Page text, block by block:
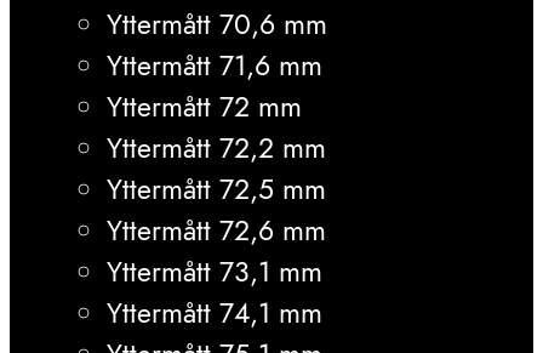
Yttermått 70,6 mm
Yttermått 71,6 mm
Yttermått 72 mm
Yttermått 72,2 mm
Yttermått 72,5 mm
Yttermått 72,6 mm
Yttermått 73,1 mm
Yttermått 74,1 mm